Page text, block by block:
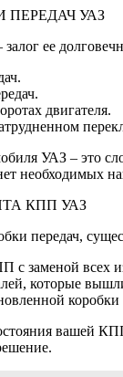
УАЗ
ее
двигателя.
УАЗ – это
необходимых
КПП УАЗ
передач,
с заменой всех
которые
коробки
вашей